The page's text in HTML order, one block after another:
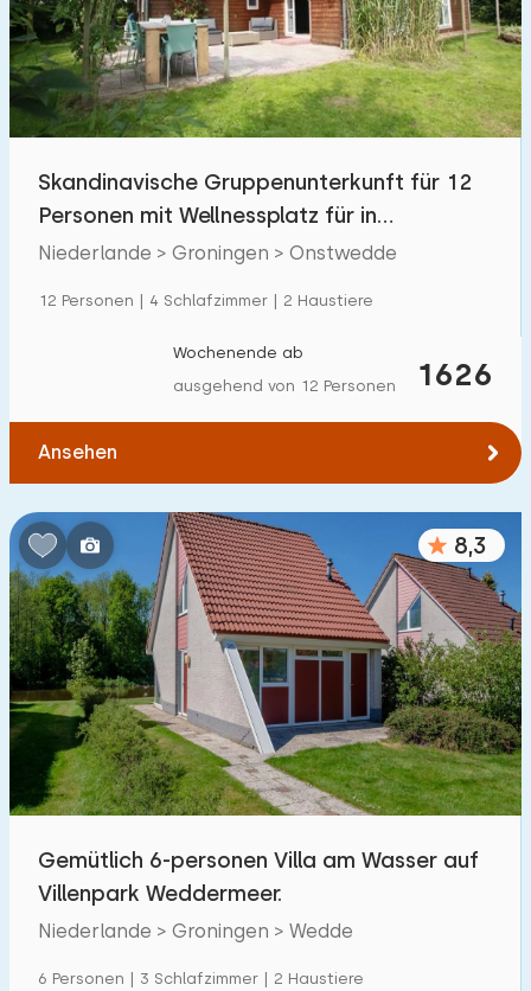
Schwimmbad 26
Eingezäunter Garten 0
Haustierfrei 10
Ladestation Auto
€ 0 — € 1000+
Schlafzimmern:
1 2 3 4 5
Badezimmer:
1 2 3 4
Entfernungen
Zum Meer(max. km):
Zum Wald(max. km):
Skandinavische Gruppenunterkunft für 12
Personen mit Wellnessplatz für in
Onstwedde.
Niederlande > Groningen > Onstwedde
12 Personen | 4 Schlafzimmer | 2 Haustiere
1626
Wochenende ab
ausgehend von 12 Personen
Ansehen
8,3
Gemütlich 6-personen Villa am Wasser auf
Villenpark Weddermeer.
Niederlande > Groningen > Wedde
6 Personen | 3 Schlafzimmer | 2 Haustiere